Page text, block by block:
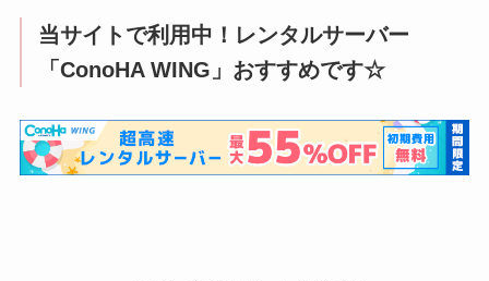
当サイトで利用中！レンタルサーバー
「ConoHA WING」おすすめです☆